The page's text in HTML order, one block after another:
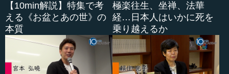
【10min解説】特集で考
える《お盆とあの世》の
本質
極楽往生、坐禅、法華
経…日本人はいかに死を
乗り越えるか